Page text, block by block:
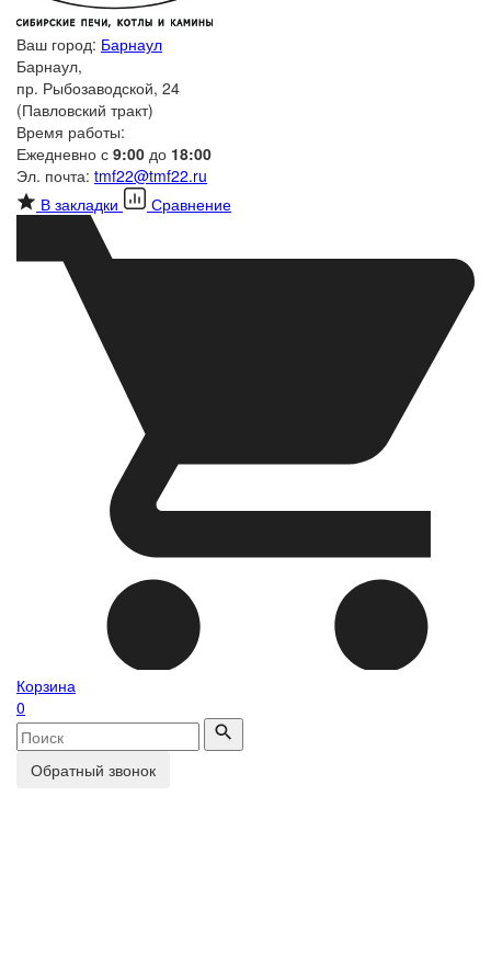
Ваш город: Барнаул
Барнаул,
пр. Рыбозаводской, 24
(Павловский тракт)
Время работы:
Ежедневно с 9:00 до 18:00
Эл. почта: tmf22@tmf22.ru
В закладки
Сравнение
Корзина
0
Обратный звонок